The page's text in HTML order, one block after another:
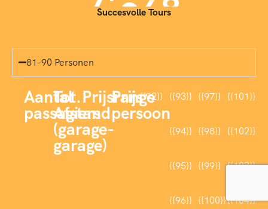
Succesvolle Tours
81-90 Personen
Aantal
passagiers
Tot.
Afstand
(garage-
garage)
Prijsrange
Prijs
persoon
{{92}} {{93}}
{{94}}
{{95}}
{{96}}
{{97}}
{{98}}
{{99}}
{{100}}
{{101}}
{{102}}
{{103}}
{{104}}